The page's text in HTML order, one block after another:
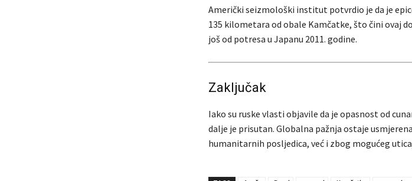
Američki seizmološki institut potvrdio je da je
135 kilometara od obale Kamčatke, što čini ovaj
još od potresa u Japanu 2011. godine.
Zaključak
Iako su ruske vlasti objavile da je opasnost od
dalje je prisutan. Globalna pažnja ostaje
humanitarnih posljedica, već i zbog mogućeg